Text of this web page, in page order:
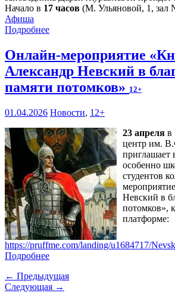
Начало в 17 часов (М. Ульяновой, 1, зал
Афиша
Подробнее
Онлайн-мероприятие
Александр Невский в
памяти потомков» 12+
01.04.2026 Новости, 12+
23 апреля в
центр им.
приглашает
особенно
студентов
Невский в
потомков»,
платформе:
https://pruffme.com/landing/u1684717/
Подробнее
← Предыдущая
Следующая →